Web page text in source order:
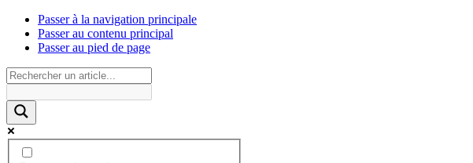
Passer à la navigation principale
Passer au contenu principal
Passer au pied de page